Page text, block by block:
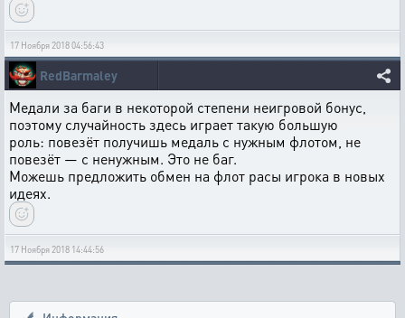
17 Ноября 2018 04:56:43
RedBarmaley
Медали за баги в некоторой степени неигровой бонус,
поэтому случайность здесь играет такую большую
роль: повезёт получишь медаль с нужным флотом, не
повезёт — с ненужным. Это не баг.
Можешь предложить обмен на флот расы игрока в новых
идеях.
17 Ноября 2018 14:44:56